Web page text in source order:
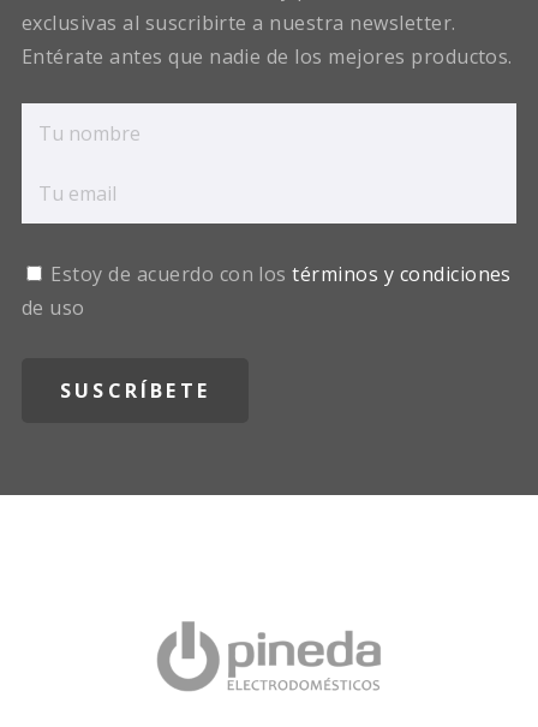
exclusivas al suscribirte a nuestra newsletter.
Entérate antes que nadie de los mejores productos.
Estoy de acuerdo con lostérminos y condiciones
de uso